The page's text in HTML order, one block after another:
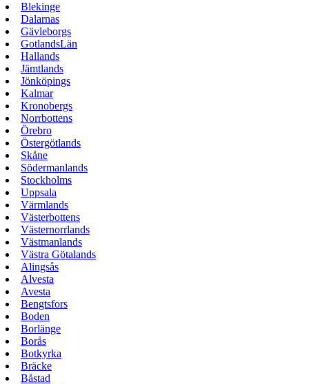
Blekinge
Dalarnas
Gävleborgs
GotlandsLän
Hallands
Jämtlands
Jönköpings
Kalmar
Kronobergs
Norrbottens
Örebro
Östergötlands
Skåne
Södermanlands
Stockholms
Uppsala
Värmlands
Västerbottens
Västernorrlands
Västmanlands
Västra Götalands
Alingsås
Alvesta
Avesta
Bengtsfors
Boden
Borlänge
Borås
Botkyrka
Bräcke
Båstad